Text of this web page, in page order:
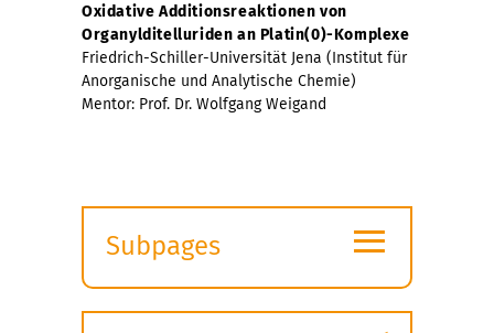
Oxidative Additionsreaktionen von
Organylditelluriden an Platin(0)-Komplexe
Friedrich-Schiller-Universität Jena (Institut für
Anorganische und Analytische Chemie)
Mentor: Prof. Dr. Wolfgang Weigand
Subpages
submenu
≡